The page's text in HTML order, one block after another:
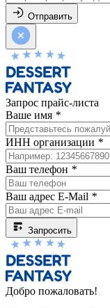
Отправить
Запрос прайс-листа
Ваше имя *
ИНН организации *
Ваш телефон *
Ваш адрес E-Mail *
Запросить
Добро пожаловать!